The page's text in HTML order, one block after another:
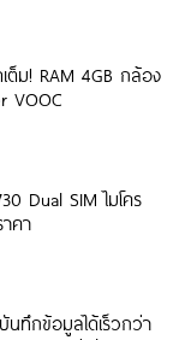
ต็ม! RAM 4GB กล้อง
VOOC
Dual SIM ไมโคร
คา
นทึกข้อมูลได้เร็วกว่า